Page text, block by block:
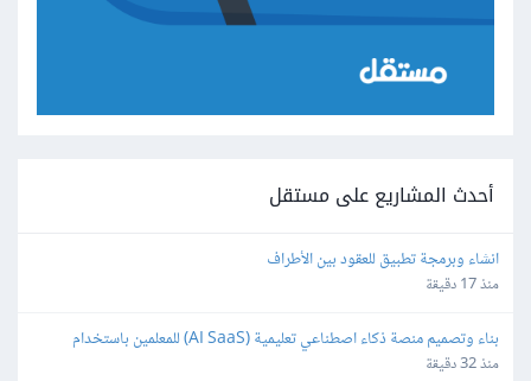
أحدث المشاريع على مستقل
انشاء وبرمجة تطبيق للعقود بين الأطراف
منذ 17 دقيقة
Bubble.io
منذ 32 دقيقة